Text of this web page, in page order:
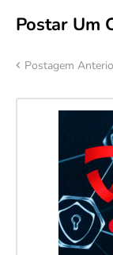
Postar Um
Postagem